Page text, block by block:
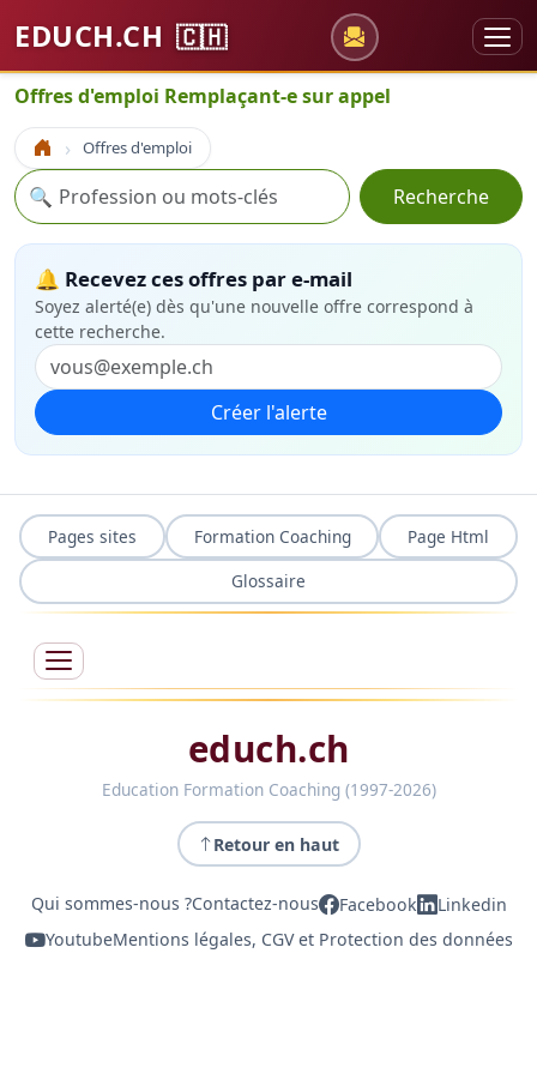
EDUCH.CH 🇨🇭
Offres d'emploi Remplaçant-e sur appel
Accueil Offres d'emploi
Recherche
🔍 Recherche
🔔 Recevez ces offres par e-mail
Soyez alerté(e) dès qu'une nouvelle offre correspond à
cette recherche.
Créer l'alerte
Pages sites Formation Coaching
Page Html
Glossaire
educh.ch
Education Formation Coaching (1997-2026)
Retour en haut
Qui sommes-nous ?Contactez-nous Facebook
Linkedin
YoutubeMentions légales, CGV et Protection des données